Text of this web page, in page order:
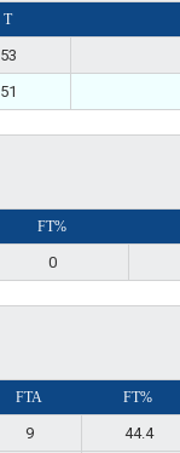
T
53
51
FT%
0
FTA FT%
9 44.4